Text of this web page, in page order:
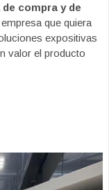
compra y de
que quiera
expositivas
valor el producto